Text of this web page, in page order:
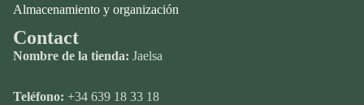
Almacenamiento y organización
Contact
Nombre de la tienda: Jaelsa
Teléfono: +34 639 18 33 18